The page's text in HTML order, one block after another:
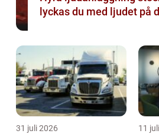
lyckas du med ljudet på
31 juli 2026 11